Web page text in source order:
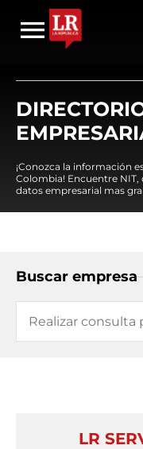
¡Conozca la información
Colombia! Encuentre NIT,
datos empresarial mas
Buscar empresa
LR